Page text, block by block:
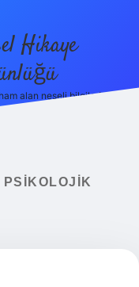
Hikaye
alan neşeli bilgiler!